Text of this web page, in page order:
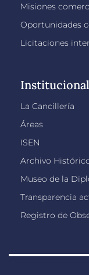
Misiones
Oportunidades
Licitaciones
Institucional
La Cancillería
Áreas
ISEN
Archivo
Museo de la
Transparencia
Registro de